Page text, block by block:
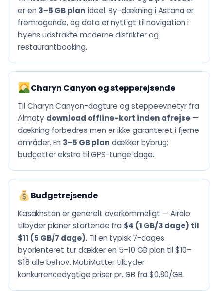
er en 3–5 GB plan ideel. By-dækning i Astana er
fremragende, og data er nyttigt til navigation i
byens udstrakte moderne distrikter og
restaurantbooking.
Charyn Canyon og stepperejsende
Til Charyn Canyon-dagture og steppeevnetyr fra
Almaty download offline-kort inden afrejse —
dækning forbedres men er ikke garanteret i fjerne
områder. En 3–5 GB plan dækker bybrug;
budgetter ekstra til GPS-tunge dage.
Budgetrejsende
Kasakhstan er generelt overkommeligt — Airalo
tilbyder planer startende fra $4 (1 GB/3 dage) til
$11 (5 GB/7 dage). Til en typisk 7-dages
byorienteret tur dækker en 5–10 GB plan til $10–
$18 alle behov. MobiMatter tilbyder
konkurrencedygtige priser pr. GB fra $0,80/GB.